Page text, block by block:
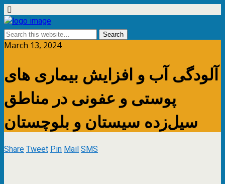
March 13, 2024
آلودگی آب و افزایش بیماری‌ های
پوستی و عفونی در مناطق
سیل‌زده سیستان و بلوچستان
ShareTweetPinMailSMS